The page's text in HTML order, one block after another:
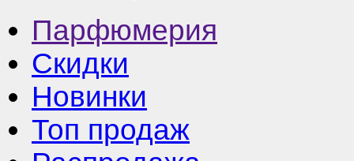
Парфюмерия
Скидки
Новинки
Топ продаж